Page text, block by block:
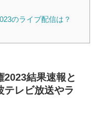
のライブ配信は？
結果速報と
テレビ放送やラ